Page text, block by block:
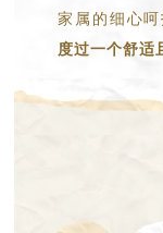
家属的细心呵
度过一个舒适